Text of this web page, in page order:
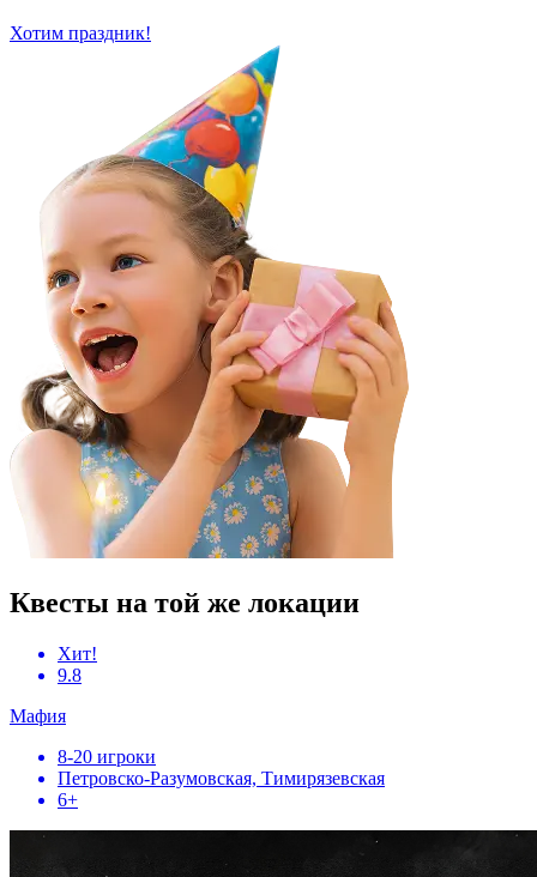
Хотим праздник!
Квесты на той же локации
Хит!
9.8
Мафия
8-20 игроки
Петровско-Разумовская, Тимирязевская
6+